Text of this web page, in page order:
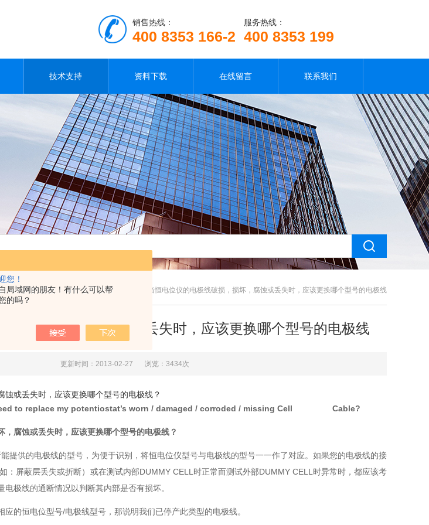
您！
局域网的朋友！有什么可以帮
的吗？
服务热线：
400 8353 199
销售热线：
400 8353 166-2
技术支持 资料下载 在线留言 联系我们
您现在的位置：首页 >技术文章 > 当恒电位仪的电极线破损，损坏，腐蚀或丢失时，应该更换哪个型号的电极线
破损，损坏，腐蚀或丢失时，应该更换哪个型号的电极线
更新时间：2013-02-27 浏览：3434次
蚀或丢失时，应该更换哪个型号的电极线？
to replace my potentiostat’s worn / damaged / corroded / missing Cell Cable?
，腐蚀或丢失时，应该更换哪个型号的电极线？
提供的电极线的型号，为便于识别，将恒电位仪型号与电极线的型号一一作了对应。如果您的电极线的接
：屏蔽层丢失或折断）或在测试内部DUMMY CELL时正常而测试外部DUMMY CELL时异常时，都应该考
极线的通断情况以判断其内部是否有损坏。
的恒电位型号/电极线型号，那说明我们已停产此类型的电极线。